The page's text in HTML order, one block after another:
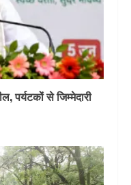
पर्यटकों से जिम्मेदारी